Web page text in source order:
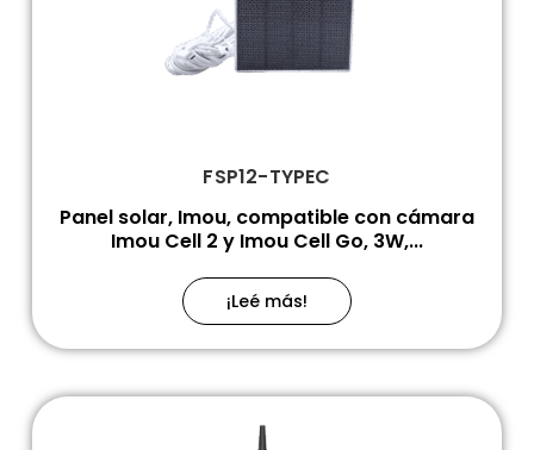
FSP12-TYPEC
Panel solar, Imou, compatible con cámara
Imou Cell 2 y Imou Cell Go, 3W,...
¡Leé más!